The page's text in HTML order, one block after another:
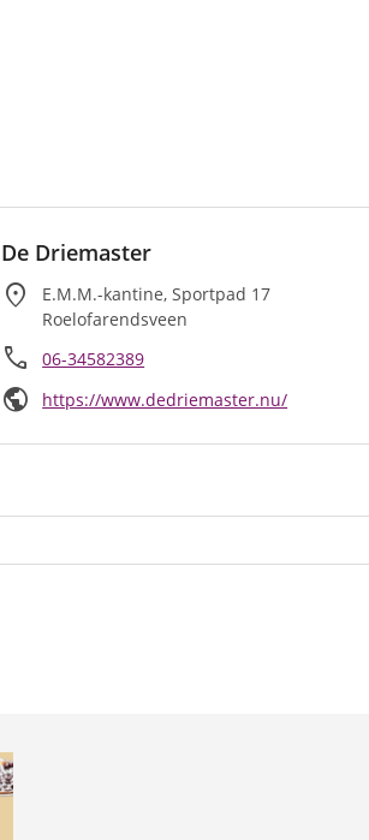
De Driemaster
location_on
E.M.M.-kantine, Sportpad 17
Roelofarendsveen
call 06-34582389
public https://www.dedriemaster.nu/